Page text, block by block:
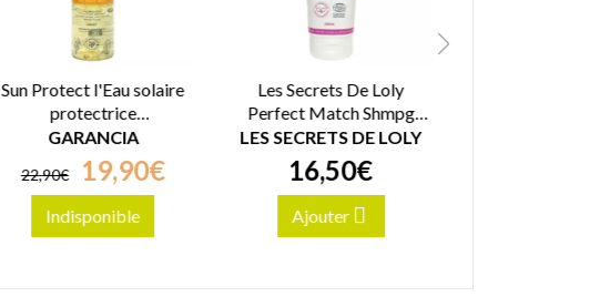
Sun Protect l'Eau solaire
protectrice
métamorphosante
SPF50+ 150ml
GARANCIA
22,90€ 19,90€
Indisponible
Les Secrets De Loly
Perfect Match Shmpg
T/250Ml
LES SECRETS DE LOLY
16,50€
Ajouter